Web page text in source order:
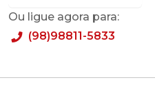
Ou ligue agora para:
(98)98811-5833